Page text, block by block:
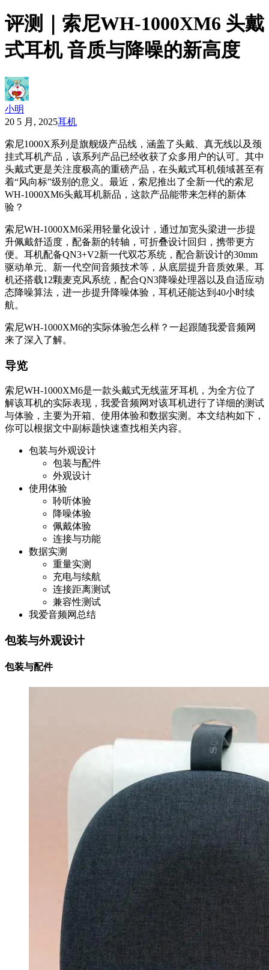
评测｜索尼WH-1000XM6 头戴
式耳机 音质与降噪的新高度
小明
20 5 月, 2025耳机
索尼1000X系列是旗舰级产品线，涵盖了头戴、真无线以及颈
挂式耳机产品，该系列产品已经收获了众多用户的认可。其中
头戴式更是关注度极高的重磅产品，在头戴式耳机领域甚至有
着“风向标”级别的意义。最近，索尼推出了全新一代的索尼
WH-1000XM6头戴耳机新品，这款产品能带来怎样的新体
验？
索尼WH-1000XM6采用轻量化设计，通过加宽头梁进一步提
升佩戴舒适度，配备新的转轴，可折叠设计回归，携带更方
便。耳机配备QN3+V2新一代双芯系统，配合新设计的30mm
驱动单元、新一代空间音频技术等，从底层提升音质效果。耳
机还搭载12颗麦克风系统，配合QN3降噪处理器以及自适应动
态降噪算法，进一步提升降噪体验，耳机还能达到40小时续
航。
索尼WH-1000XM6的实际体验怎么样？一起跟随我爱音频网
来了深入了解。
导览
索尼WH-1000XM6是一款头戴式无线蓝牙耳机，为全方位了
解该耳机的实际表现，我爱音频网对该耳机进行了详细的测试
与体验，主要为开箱、使用体验和数据实测。本文结构如下，
你可以根据文中副标题快速查找相关内容。
包装与外观设计
包装与配件
外观设计
使用体验
聆听体验
降噪体验
佩戴体验
连接与功能
数据实测
重量实测
充电与续航
连接距离测试
兼容性测试
我爱音频网总结
包装与外观设计
包装与配件